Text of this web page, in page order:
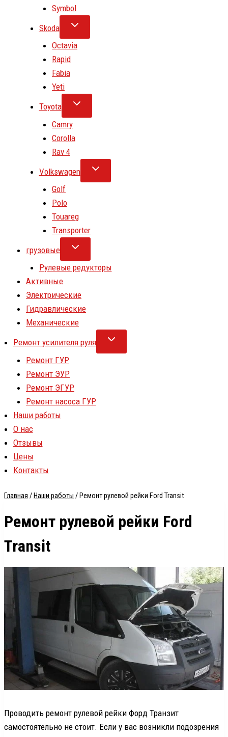
Symbol
Skoda
Octavia
Rapid
Fabia
Yeti
Toyota
Camry
Corolla
Rav 4
Volkswagen
Golf
Polo
Touareg
Transporter
грузовые
Рулевые редукторы
Активные
Электрические
Гидравлические
Механические
Ремонт усилителя руля
Ремонт ГУР
Ремонт ЭУР
Ремонт ЭГУР
Ремонт насоса ГУР
Наши работы
О нас
Отзывы
Цены
Контакты
Главная / Наши работы / Ремонт рулевой рейки Ford Transit
Ремонт рулевой рейки Ford
Transit
Проводить ремонт рулевой рейки Форд Транзит
самостоятельно не стоит. Если у вас возникли подозрения